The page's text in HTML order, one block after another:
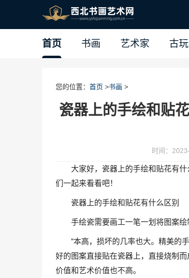
首页 书画 艺术家 古玩
您的位置： 首页 >书画 >
瓷器上的手绘和贴
时间：
大家好，瓷器上的手绘和贴花有
们一起来看看吧！
瓷器上的手绘和贴花有什么区别
手绘瓷需要画工一笔一划将图案
“本高，损坏的几率也大。精美的
好的图案直接贴在瓷器上，直接烧制
价值和艺术价值也不高。